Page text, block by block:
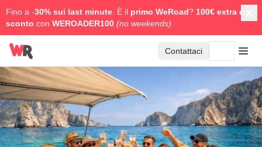
Fino a -30% sui last minute . È il primo WeRoad? 100€ extra di
sconto con WEROADER100 (no weekends).
Contattaci